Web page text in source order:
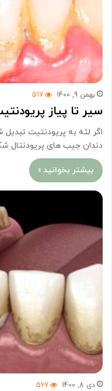
بهمن 9, 1400 517
سیر تا پیاز
اگر لثه به پریودنتیت
دندان جیب های پریودنتال
بیشتر بخوانید »
دی 8, 1400 567